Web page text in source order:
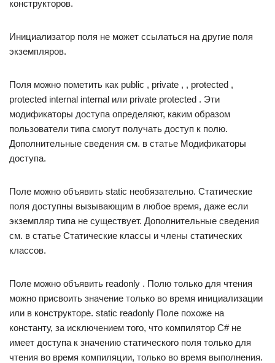
конструкторов.
Инициализатор поля не может ссылаться на другие поля
экземпляров.
Поля можно пометить как public , private , , protected ,
protected internal internal или private protected . Эти
модификаторы доступа определяют, каким образом
пользователи типа смогут получать доступ к полю.
Дополнительные сведения см. в статье Модификаторы
доступа.
Поле можно объявить static необязательно. Статические
поля доступны вызывающим в любое время, даже если
экземпляр типа не существует. Дополнительные сведения
см. в статье Статические классы и члены статических
классов.
Поле можно объявить readonly . Полю только для чтения
можно присвоить значение только во время инициализации
или в конструкторе. static readonly Поле похоже на
константу, за исключением того, что компилятор C# не
имеет доступа к значению статического поля только для
чтения во время компиляции, только во время выполнения.